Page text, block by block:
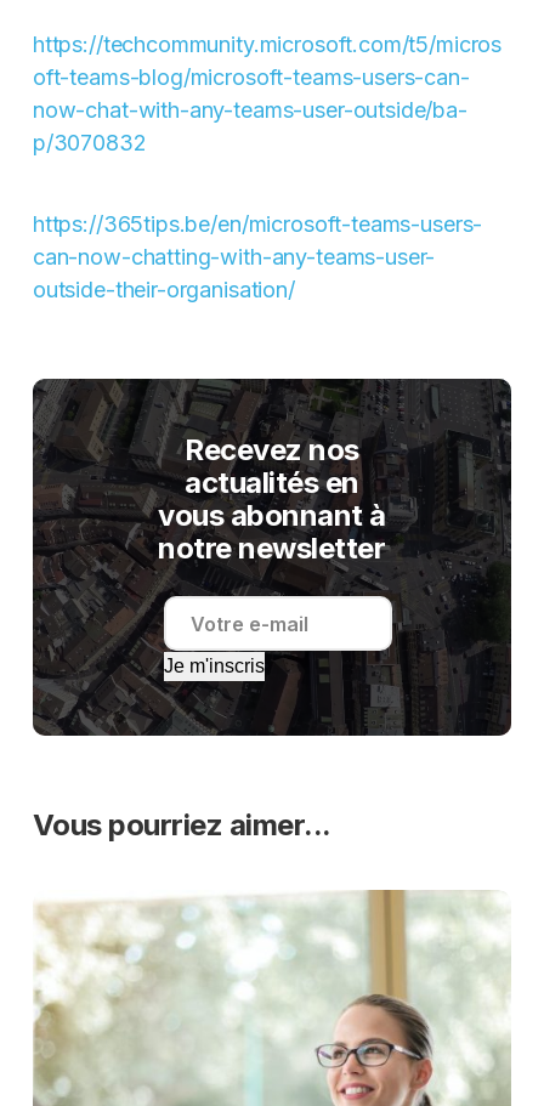
https://techcommunity.microsoft.com/t5/micros
oft-teams-blog/microsoft-teams-users-can-
now-chat-with-any-teams-user-outside/ba-
p/3070832
https://365tips.be/en/microsoft-teams-users-
can-now-chatting-with-any-teams-user-
outside-their-organisation/
Recevez nos
actualités en
vous abonnant à
notre newsletter
Je m'inscris
Vous pourriez aimer...